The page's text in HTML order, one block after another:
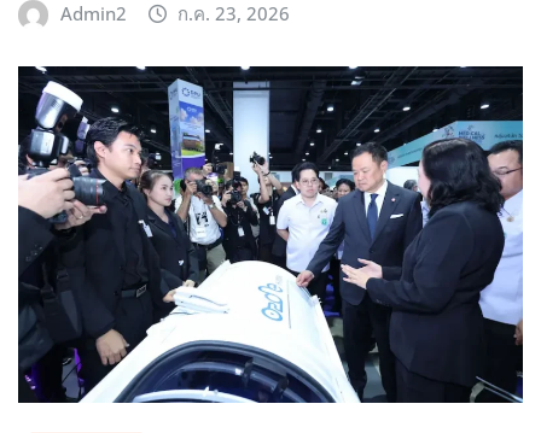
Admin2 ก.ค. 23, 2026